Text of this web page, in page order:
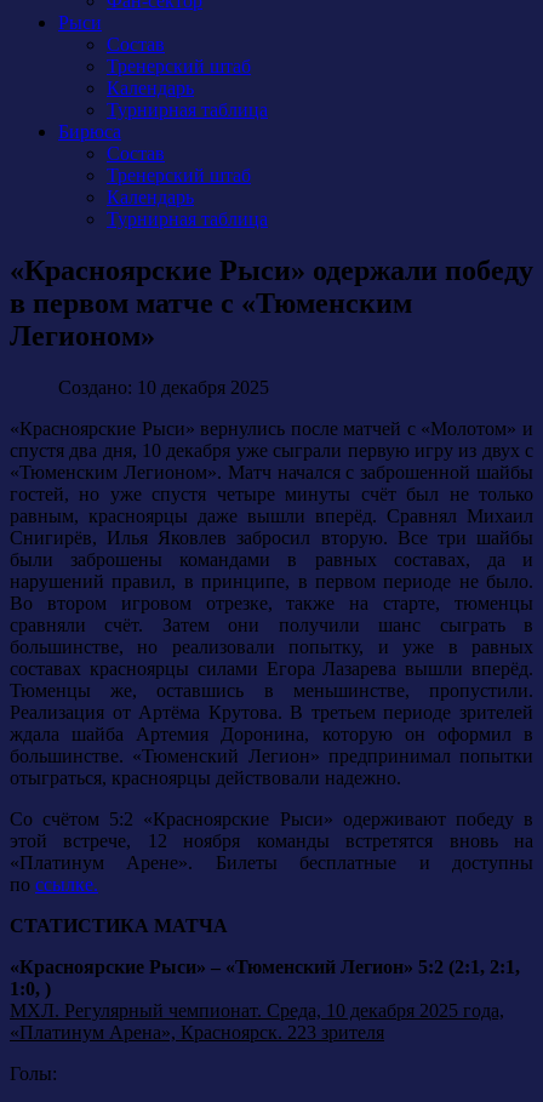
Рыси
Состав
Тренерский штаб
Календарь
Турнирная таблица
Бирюса
Состав
Тренерский штаб
Календарь
Турнирная таблица
«Красноярские Рыси» одержали победу
в первом матче с «Тюменским
Легионом»
Создано: 10 декабря 2025
«Красноярские Рыси» вернулись после матчей с «Молотом» и
спустя два дня, 10 декабря уже сыграли первую игру из двух с
«Тюменским Легионом». Матч начался с заброшенной шайбы
гостей, но уже спустя четыре минуты счёт был не только
равным, красноярцы даже вышли вперёд. Сравнял Михаил
Снигирёв, Илья Яковлев забросил вторую. Все три шайбы
были заброшены командами в равных составах, да и
нарушений правил, в принципе, в первом периоде не было.
Во втором игровом отрезке, также на старте, тюменцы
сравняли счёт. Затем они получили шанс сыграть в
большинстве, но реализовали попытку, и уже в равных
составах красноярцы силами Егора Лазарева вышли вперёд.
Тюменцы же, оставшись в меньшинстве, пропустили.
Реализация от Артёма Крутова. В третьем периоде зрителей
ждала шайба Артемия Доронина, которую он оформил в
большинстве. «Тюменский Легион» предпринимал попытки
отыграться, красноярцы действовали надежно.
Со счётом 5:2 «Красноярские Рыси» одерживают победу в
этой встрече, 12 ноября команды встретятся вновь на
«Платинум Арене». Билеты бесплатные и доступны
по ссылке.
СТАТИСТИКА МАТЧА
«Красноярские Рыси» – «Тюменский Легион» 5:2 (2:1, 2:1,
1:0, )
МХЛ. Регулярный чемпионат. Среда, 10 декабря 2025 года,
«Платинум Арена», Красноярск. 223 зрителя
Голы: